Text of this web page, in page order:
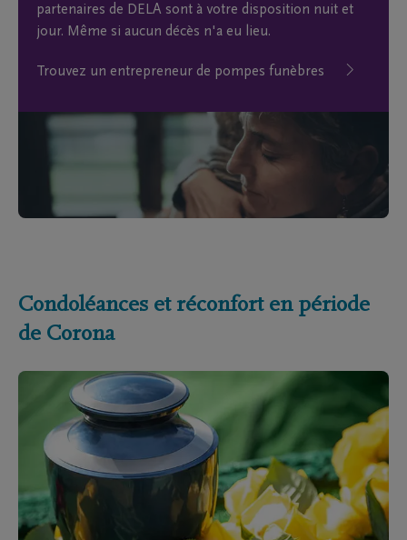
partenaires de DELA sont à votre disposition nuit et
jour. Même si aucun décès n'a eu lieu.
Trouvez un entrepreneur de pompes funèbres
Condoléances et réconfort en période
de Corona